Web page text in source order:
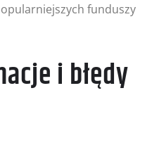
funduszy
i błędy